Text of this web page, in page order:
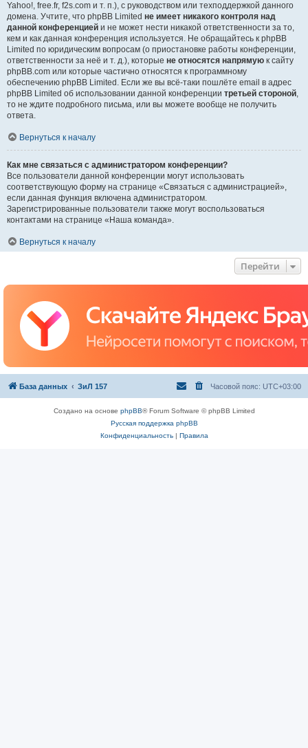
Yahoo!, free.fr, f2s.com и т. п.), с руководством или техподдержкой данного
домена. Учтите, что phpBB Limited не имеет никакого контроля над
данной конференцией и не может нести никакой ответственности за то,
кем и как данная конференция используется. Не обращайтесь к phpBB
Limited по юридическим вопросам (о приостановке работы конференции,
ответственности за неё и т. д.), которые не относятся напрямую к сайту
phpBB.com или которые частично относятся к программному
обеспечению phpBB Limited. Если же вы всё-таки пошлёте email в адрес
phpBB Limited об использовании данной конференции третьей стороной,
то не ждите подробного письма, или вы можете вообще не получить
ответа.
Вернуться к началу
Как мне связаться с администратором конференции?
Все пользователи данной конференции могут использовать
соответствующую форму на странице «Связаться с администрацией»,
если данная функция включена администратором.
Зарегистрированные пользователи также могут воспользоваться
контактами на странице «Наша команда».
Вернуться к началу
Перейти
База данных ЗиЛ 157 Часовой пояс: UTC+03:00
Создано на основе phpBB® Forum Software © phpBB Limited
Русская поддержка phpBB
Конфиденциальность| Правила